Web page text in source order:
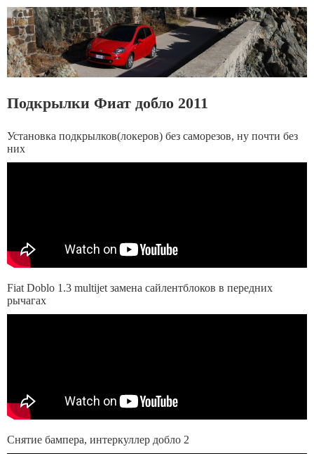
Подкрылки Фиат добло 2011
Установка подкрылков(локеров) без саморезов, ну почти без
них
Fiat Doblo 1.3 multijet замена сайлентблоков в передних
рычагах
Снятие бампера, интеркуллер добло 2